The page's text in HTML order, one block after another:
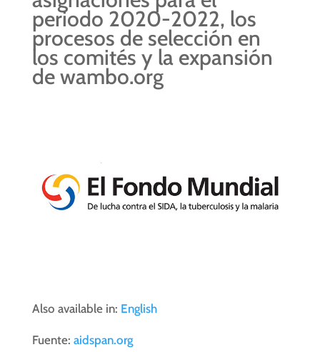
periodo 2020-2022, los
procesos de selección en
los comités y la expansión
de wambo.org
Also available in: English
Fuente: aidspan.org